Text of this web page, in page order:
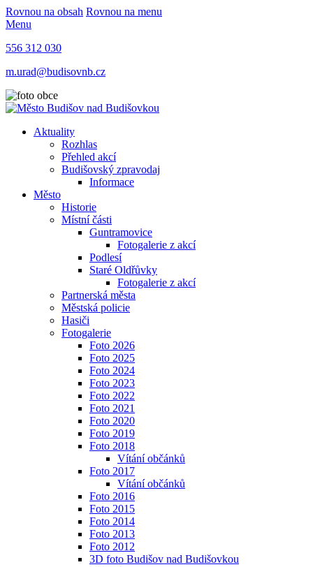
Rovnou na obsah Rovnou na menu
Menu
556 312 030
m.urad@budisovnb.cz
Aktuality
Rozhlas
Přehled akcí
Budišovský zpravodaj
Informace
Město
Historie
Místní části
Guntramovice
Fotogalerie z akcí
Podlesí
Staré Oldřůvky
Fotogalerie z akcí
Partnerská města
Městská policie
Hasiči
Fotogalerie
Foto 2026
Foto 2025
Foto 2024
Foto 2023
Foto 2022
Foto 2021
Foto 2020
Foto 2019
Foto 2018
Vítání občánků
Foto 2017
Vítání občánků
Foto 2016
Foto 2015
Foto 2014
Foto 2013
Foto 2012
3D foto Budišov nad Budišovkou